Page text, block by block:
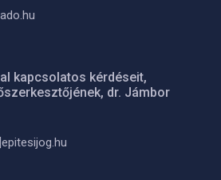
kapcsolatos kérdéseit,
dr. Jámbor